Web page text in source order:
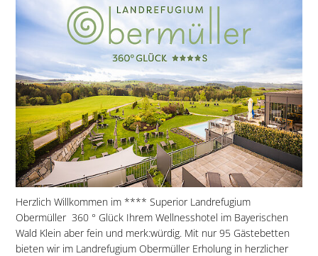
Herzlich Willkommen im **** Superior Landrefugium
Obermüller  360 ° Glück Ihrem Wellnesshotel im Bayerischen
Wald Klein aber fein und merk:würdig. Mit nur 95 Gästebetten
bieten wir im Landrefugium Obermüller Erholung in herzlicher